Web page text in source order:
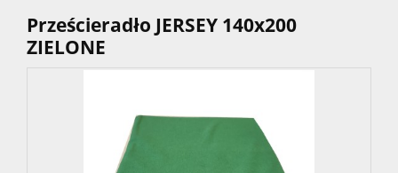
Prześcieradło JERSEY 140x200
ZIELONE